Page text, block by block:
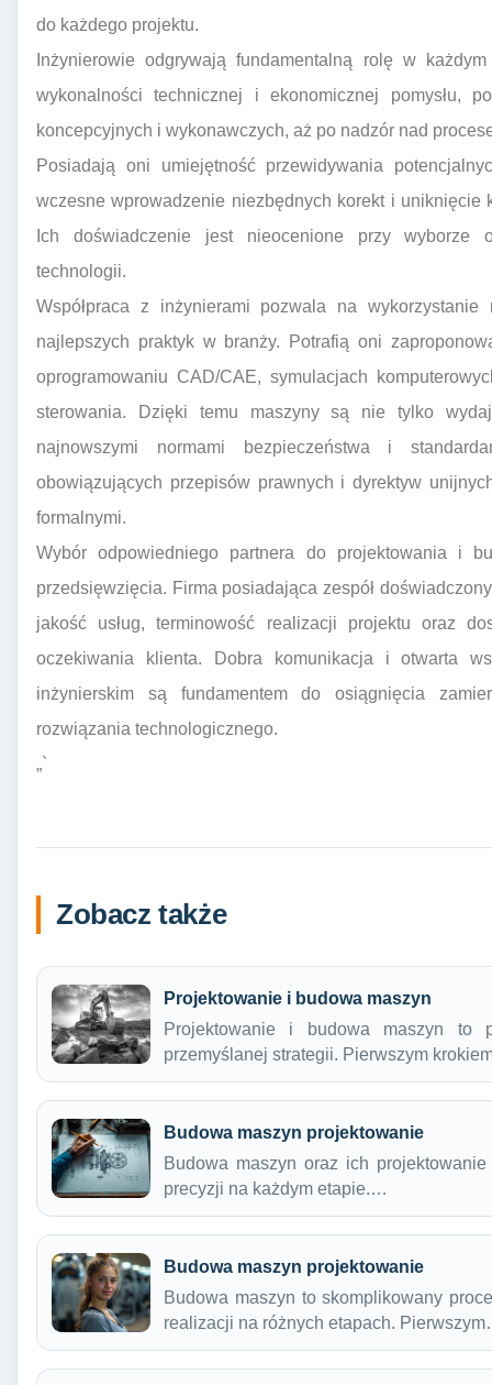
do każdego projektu.
Inżynierowie odgrywają fundamentalną rolę w
wykonalności technicznej i ekonomicznej pomysłu,
koncepcyjnych i wykonawczych, aż po nadzór nad
Posiadają oni umiejętność przewidywania
wczesne wprowadzenie niezbędnych korekt i uniknięcie
Ich doświadczenie jest nieocenione przy wyborze
technologii.
Współpraca z inżynierami pozwala na
najlepszych praktyk w branży. Potrafią oni
oprogramowaniu CAD/CAE, symulacjach
sterowania. Dzięki temu maszyny są nie tylko
najnowszymi normami bezpieczeństwa i
obowiązujących przepisów prawnych i dyrektyw
formalnymi.
Wybór odpowiedniego partnera do projektowania i
przedsięwzięcia. Firma posiadająca zespół
jakość usług, terminowość realizacji projektu oraz
oczekiwania klienta. Dobra komunikacja i otwarta
inżynierskim są fundamentem do osiągnięcia
rozwiązania technologicznego.
„`
Zobacz także
Projektowanie i budowa maszyn
Projektowanie i budowa maszyn to
przemyślanej strategii. Pierwszym
Budowa maszyn projektowanie
Budowa maszyn oraz ich
precyzji na każdym etapie.…
Budowa maszyn projektowanie
Budowa maszyn to skomplikowany
realizacji na różnych etapach.